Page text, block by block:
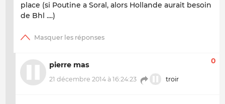
place (si Poutine a Soral, alors Hollande aurait besoin
de Bhl ....)
pierre mas
21 décembre 2014 à 16:24:23 troir
0